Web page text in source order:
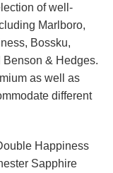
of well-
Marlboro,
Bossku,
& Hedges.
as well as
different
Happiness
Sapphire